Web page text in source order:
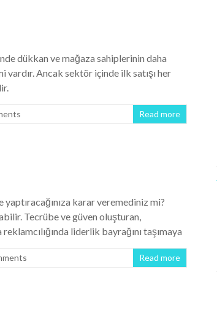
dükkan ve mağaza sahiplerinin daha
Ancak sektör içinde ilk satışı her
Read more
karar veremediniz mi?
Tecrübe ve güven oluşturan,
liderlik bayrağını taşımaya
Read more